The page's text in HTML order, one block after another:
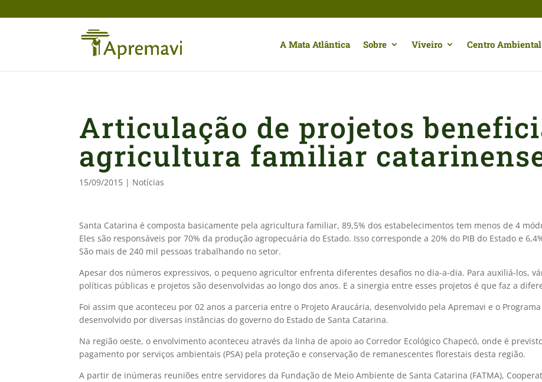
A Mata Atlântica Sobre Viveiro Centro Ambiental
Articulação de projetos
agricultura familiar
15/09/2015 | Notícias
Santa Catarina é composta basicamente pela agricultura familiar, 89,5% dos estabelecimentos tem menos de 4
Eles são responsáveis por 70% da produção agropecuária do Estado. Isso corresponde a 20% do PIB do Estado e
São mais de 240 mil pessoas trabalhando no setor.
Apesar dos números expressivos, o pequeno agricultor enfrenta diferentes desafios no dia-a-dia. Para auxiliá-los,
políticas públicas e projetos são desenvolvidas ao longo dos anos. E a sinergia entre esses projetos é que faz a
Foi assim que aconteceu por 02 anos a parceria entre o Projeto Araucária, desenvolvido pela Apremavi e o Programa
desenvolvido por diversas instâncias do governo do Estado de Santa Catarina.
Na região oeste, o envolvimento aconteceu através da linha de apoio ao Corredor Ecológico Chapecó, onde é
pagamento por serviços ambientais (PSA) pela proteção e conservação de remanescentes florestais desta região.
A partir de inúmeras reuniões entre servidores da Fundação de Meio Ambiente de Santa Catarina (FATMA),